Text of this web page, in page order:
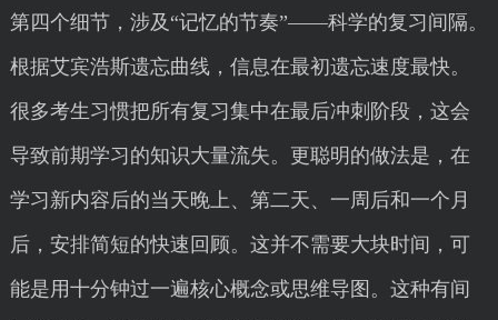
第四个细节，涉及“记忆的节奏”——科学的复习间隔。
根据艾宾浩斯遗忘曲线，信息在最初遗忘速度最快。
很多考生习惯把所有复习集中在最后冲刺阶段，这会
导致前期学习的知识大量流失。更聪明的做法是，在
学习新内容后的当天晚上、第二天、一周后和一个月
后，安排简短的快速回顾。这并不需要大块时间，可
能是用十分钟过一遍核心概念或思维导图。这种有间